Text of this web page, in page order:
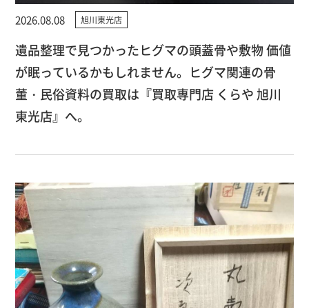
2026.08.08 旭川東光店
遺品整理で見つかったヒグマの頭蓋骨や敷物 価値
が眠っているかもしれません。ヒグマ関連の骨
董・民俗資料の買取は『買取専門店 くらや 旭川
東光店』へ。